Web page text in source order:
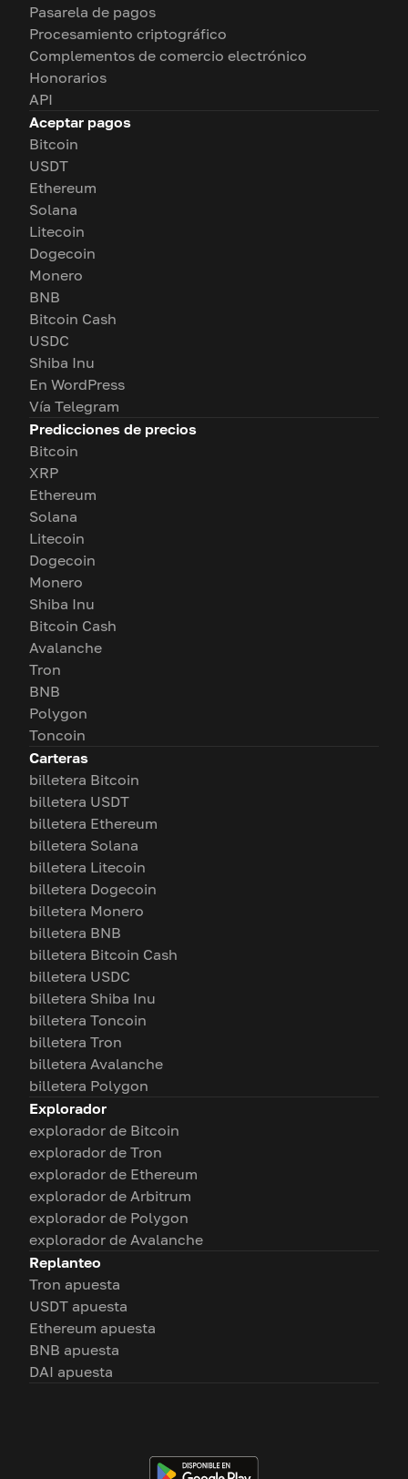
Pasarela de pagos
Procesamiento criptográfico
Complementos de comercio electrónico
Honorarios
API
Aceptar pagos
Bitcoin
USDT
Ethereum
Solana
Litecoin
Dogecoin
Monero
BNB
Bitcoin Cash
USDC
Shiba Inu
En WordPress
Vía Telegram
Predicciones de precios
Bitcoin
XRP
Ethereum
Solana
Litecoin
Dogecoin
Monero
Shiba Inu
Bitcoin Cash
Avalanche
Tron
BNB
Polygon
Toncoin
Carteras
billetera Bitcoin
billetera USDT
billetera Ethereum
billetera Solana
billetera Litecoin
billetera Dogecoin
billetera Monero
billetera BNB
billetera Bitcoin Cash
billetera USDC
billetera Shiba Inu
billetera Toncoin
billetera Tron
billetera Avalanche
billetera Polygon
Explorador
explorador de Bitcoin
explorador de Tron
explorador de Ethereum
explorador de Arbitrum
explorador de Polygon
explorador de Avalanche
Replanteo
Tron apuesta
USDT apuesta
Ethereum apuesta
BNB apuesta
DAI apuesta